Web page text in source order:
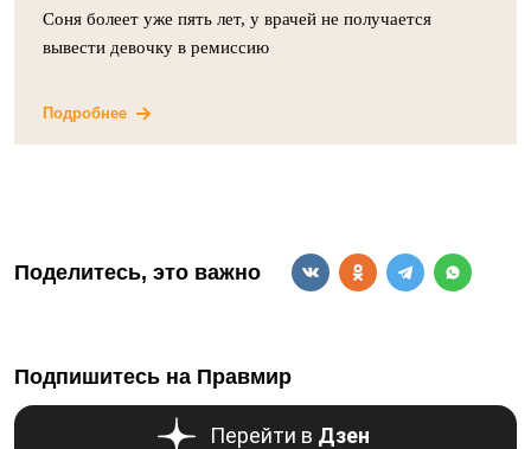
Соня болеет уже пять лет, у врачей не получается
вывести девочку в ремиссию
Подробнее
Поделитесь, это важно
Подпишитесь на Правмир
Перейти в Дзен